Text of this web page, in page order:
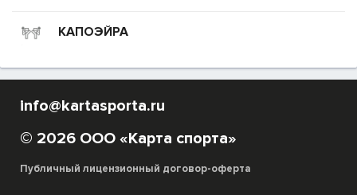
КАПОЭЙРА
info@kartasporta.ru
© 2026 ООО «Карта спорта»
Публичный лицензионный договор-оферта